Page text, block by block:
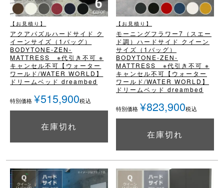
【お見積り】
アクアパズルハードサイド ク
イーンサイズ（1バッグ）
BODYTONE-ZEN-
MATTRESS ※代引き不可 ※
キャンセル不可 【ウォーター
ワールド/WATER WORLD】
ドリームベッド dreambed
特別価格 ¥515,900税込
在庫切れ
詳細を見る
【お見積り】
モーニングフラワー7（スエー
ド調） ハードサイド クイーン
サイズ（1バッグ）
BODYTONE-ZEN-
MATTRESS ※代引き不可 ※
キャンセル不可 【ウォーター
ワールド/WATER WORLD】
ドリームベッド dreambed
特別価格 ¥823,900税込
在庫切れ
詳細を見る